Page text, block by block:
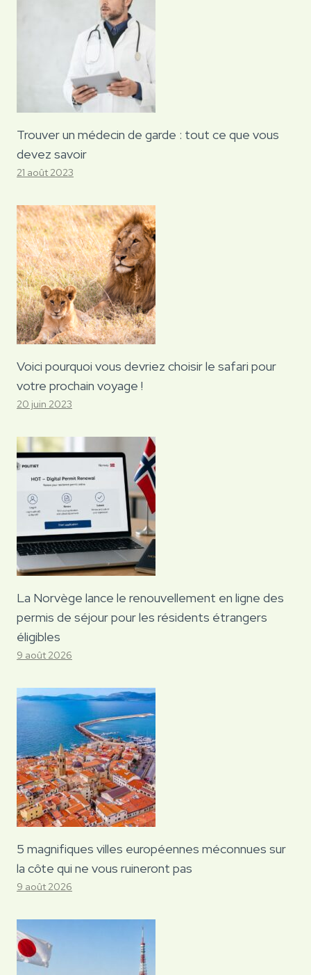
Trouver un médecin de garde : tout ce que vous
devez savoir
21 août 2023
Voici pourquoi vous devriez choisir le safari pour
votre prochain voyage !
20 juin 2023
La Norvège lance le renouvellement en ligne des
permis de séjour pour les résidents étrangers
éligibles
9 août 2026
5 magnifiques villes européennes méconnues sur
la côte qui ne vous ruineront pas
9 août 2026